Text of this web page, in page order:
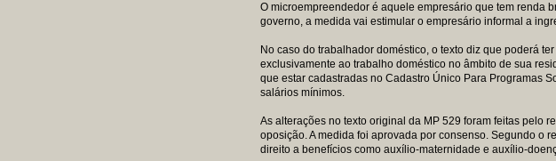
O microempreendedor é aquele empresário que tem renda
governo, a medida vai estimular o empresário informal a
No caso do trabalhador doméstico, o texto diz que poderá
exclusivamente ao trabalho doméstico no âmbito de sua
que estar cadastradas no Cadastro Único Para Programas
salários mínimos.
As alterações no texto original da MP 529 foram feitas pelo
oposição. A medida foi aprovada por consenso. Segundo o
direito a benefícios como auxílio-maternidade e auxílio-